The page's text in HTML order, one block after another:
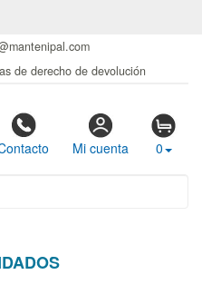
de derecho de devolución
Mi cuenta 0